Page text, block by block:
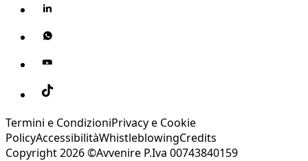
Termini e CondizioniPrivacy e Cookie
PolicyAccessibilitàWhistleblowingCredits
Copyright 2026 ©Avvenire P.Iva 00743840159